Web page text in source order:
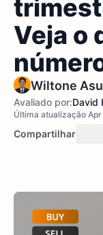
Veja o
Wiltone
Avaliado por:David
Última atualização Apr
Compartilhar